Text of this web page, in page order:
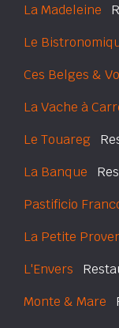
La Madeleine
Le
Ces Belges &
La Vache à
Le Touareg
La Banque
Pastificio
La Petite
L'Envers
Monte & Mare